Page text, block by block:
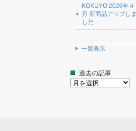
KOKUYO 2026年４
月 新商品アップしま
した
一覧表示
過去の記事
過
事